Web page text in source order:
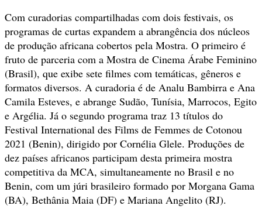
Com curadorias compartilhadas com dois festivais, os
programas de curtas expandem a abrangência dos núcleos
de produção africana cobertos pela Mostra. O primeiro é
fruto de parceria com a Mostra de Cinema Árabe Feminino
(Brasil), que exibe sete filmes com temáticas, gêneros e
formatos diversos. A curadoria é de Analu Bambirra e Ana
Camila Esteves, e abrange Sudão, Tunísia, Marrocos, Egito
e Argélia. Já o segundo programa traz 13 títulos do
Festival International des Films de Femmes de Cotonou
2021 (Benin), dirigido por Cornélia Glele. Produções de
dez países africanos participam desta primeira mostra
competitiva da MCA, simultaneamente no Brasil e no
Benin, com um júri brasileiro formado por Morgana Gama
(BA), Bethânia Maia (DF) e Mariana Angelito (RJ).